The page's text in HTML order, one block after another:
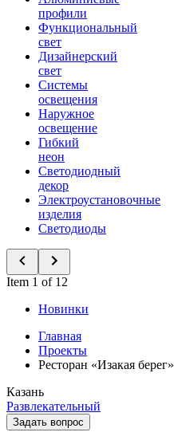
профили
Функциональный
свет
Дизайнерский
свет
Системы
освещения
Наружное
освещение
Гибкий
неон
Светодиодный
декор
Электроустановочные
изделия
Светодиоды
Item 1 of 12
Новинки
Главная
Проекты
Ресторан «Изакая берег»
Казань
Развлекательный
Задать вопрос